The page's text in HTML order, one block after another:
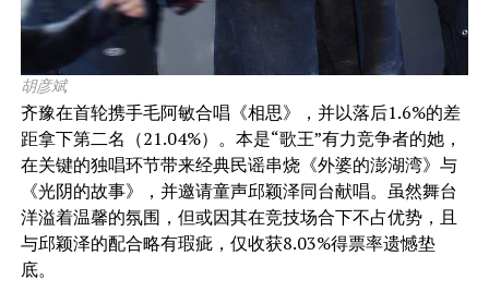
胡彦斌
齐豫在首轮携手毛阿敏合唱《相思》，并以落后1.6%的差
距拿下第二名（21.04%）。本是“歌王”有力竞争者的她，
在关键的独唱环节带来经典民谣串烧《外婆的澎湖湾》与
《光阴的故事》，并邀请童声邱颖泽同台献唱。虽然舞台
洋溢着温馨的氛围，但或因其在竞技场合下不占优势，且
与邱颖泽的配合略有瑕疵，仅收获8.03%得票率遗憾垫
底。